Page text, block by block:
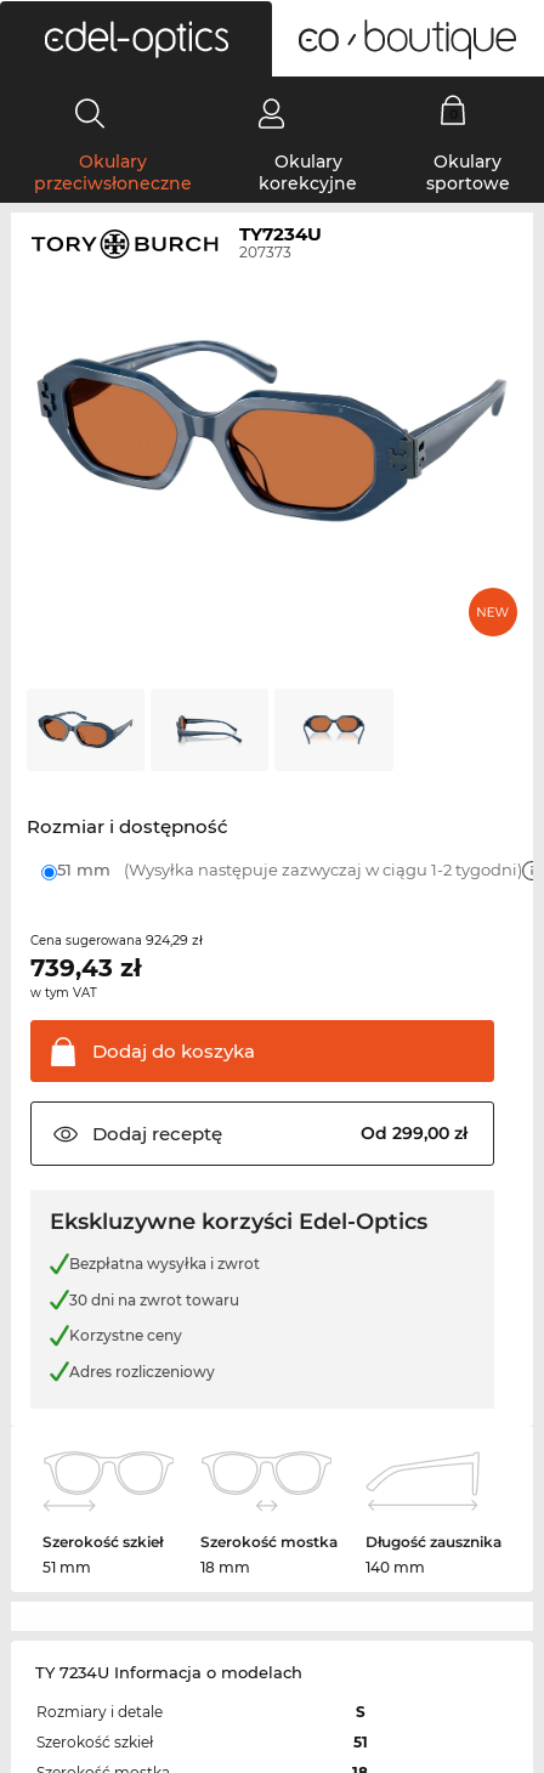
Okulary
przeciwsłoneczne
Okulary
korekcyjne
Okulary
sportowe
TY7234U
207373
Rozmiar i dostępność
51 mm (Wysyłka następuje zazwyczaj w ciągu 1-2 tygodni)
Cena sugerowana 924,29 zł
739,43 zł
w tym VAT
Dodaj do koszyka
Dodaj receptę Od 299,00 zł
Ekskluzywne korzyści Edel-Optics
Bezpłatna wysyłka i zwrot
30 dni na zwrot towaru
Korzystne ceny
Adres rozliczeniowy
Szerokość szkieł
51 mm
Szerokość mostka
18 mm
Długość zausznika
140 mm
TY 7234U Informacja o modelach
Rozmiary i detale
S
Szerokość szkieł
51